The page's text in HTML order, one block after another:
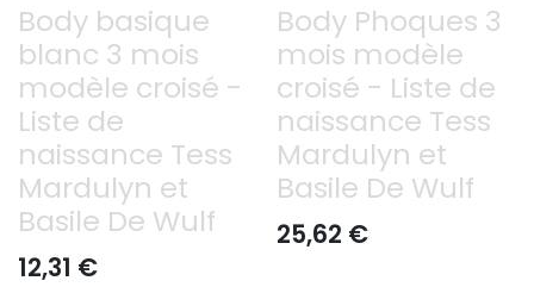
Body basique
blanc 3 mois
modèle croisé -
Liste de
naissance Tess
Mardulyn et
Basile De Wulf
12,31 €
Déjà offert
Body Phoques 3
mois modèle
croisé - Liste de
naissance Tess
Mardulyn et
Basile De Wulf
25,62 €